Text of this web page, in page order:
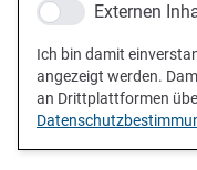
Externen
Ich bin damit
angezeigt werden.
an Drittplattformen